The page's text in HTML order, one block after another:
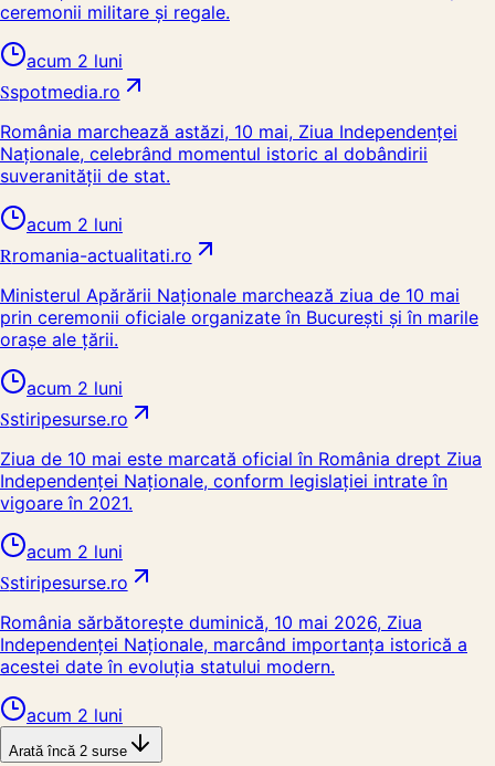
ceremonii militare și regale.
acum 2 luni
Sspotmedia.ro
România marchează astăzi, 10 mai, Ziua Independenței
Naționale, celebrând momentul istoric al dobândirii
suveranității de stat.
acum 2 luni
Rromania-actualitati.ro
Ministerul Apărării Naționale marchează ziua de 10 mai
prin ceremonii oficiale organizate în București și în marile
orașe ale țării.
acum 2 luni
Sstiripesurse.ro
Ziua de 10 mai este marcată oficial în România drept Ziua
Independenței Naționale, conform legislației intrate în
vigoare în 2021.
acum 2 luni
Sstiripesurse.ro
România sărbătorește duminică, 10 mai 2026, Ziua
Independenței Naționale, marcând importanța istorică a
acestei date în evoluția statului modern.
acum 2 luni
Arată încă 2 surse